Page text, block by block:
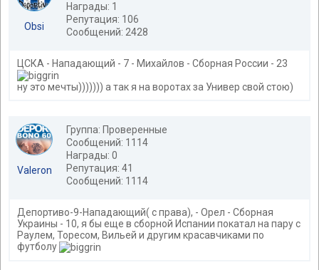
Obsi
Награды: 1
Репутация: 106
Сообщений: 2428
ЦСКА - Нападающий - 7 - Михайлов - Сборная России - 23
ну это мечты))))))) а так я на воротах за Универ свой стою)
Valeron
Группа: Проверенные
Сообщений: 1114
Награды: 0
Репутация: 41
Сообщений: 1114
Депортиво-9-Нападающий( с права), - Орел - Сборная
Украины - 10, я бы еще в сборной Испании покатал на пару с
Раулем, Торесом, Вильей и другим красавчиками по
футболу